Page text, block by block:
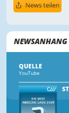
News teilen
NEWSANHANG
QUELLE
YouTube